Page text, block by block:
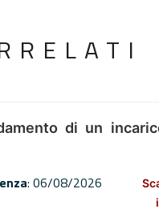
di un
: 06/08/2026